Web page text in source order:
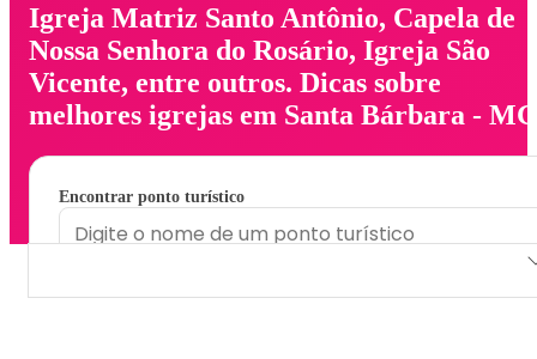
Igreja Matriz Santo Antônio, Capela de
Nossa Senhora do Rosário, Igreja São
Vicente, entre outros. Dicas sobre
melhores igrejas em Santa Bárbara -
Encontrar ponto turístico